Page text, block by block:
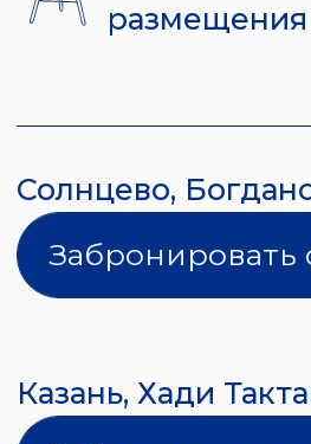
Казань, Хади Такташа ул., 35